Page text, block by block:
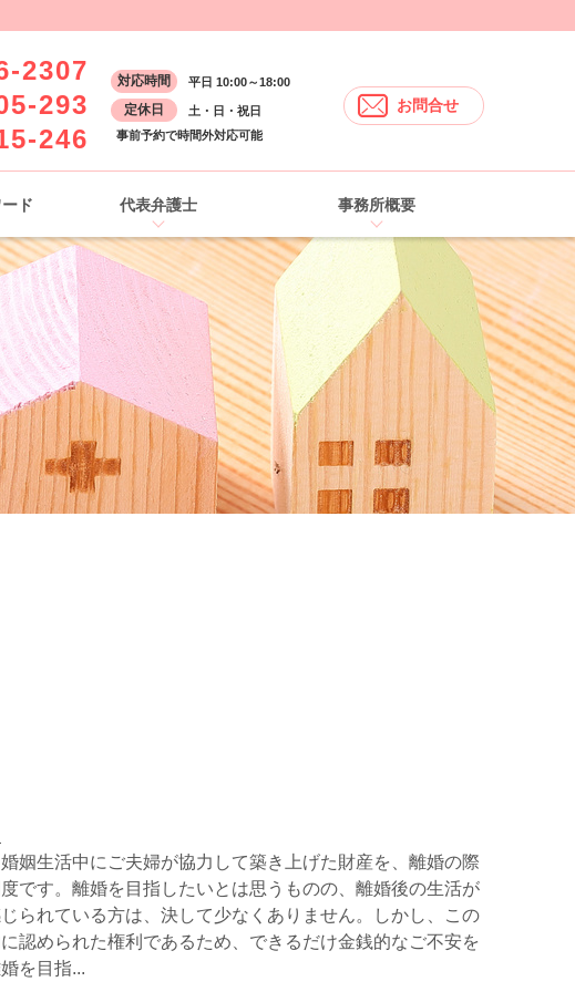
2307
293
246
対応時間 平日 10:00～18:00
定休日
土・日・祝日
事前予約で時間外対応可能
お問合せ
ド 代表弁護士 事務所概要
姻生活中にご夫婦が協力して築き上げた財産を、離婚の際
です。離婚を目指したいとは思うものの、離婚後の生活が
られている方は、決して少なくありません。しかし、この
認められた権利であるため、できるだけ金銭的なご不安を
を目指...